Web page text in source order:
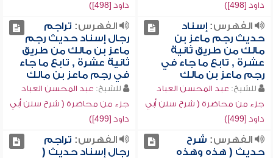
داود [498])
داود [498])
الفهرس:إسناد
حديث رجم ماعز بن
مالك من طريق ثانية
عشرة , تابع ما جاء في
رجم ماعز بن مالك
للشيخ: عبد المحسن العباد
جزء من محاضرة ( شرح سنن أبي
داود [499])
الفهرس: تراجم
رجال إسناد حديث رجم
ماعز بن مالك من طريق
ثانية عشرة , تابع ما جاء
في رجم ماعز بن مالك
للشيخ: عبد المحسن العباد
جزء من محاضرة ( شرح سنن أبي
داود [499])
الفهرس: شرح
حديث ( هذه وهذه
الفهرس: تراجم
رجال إسناد حديث (